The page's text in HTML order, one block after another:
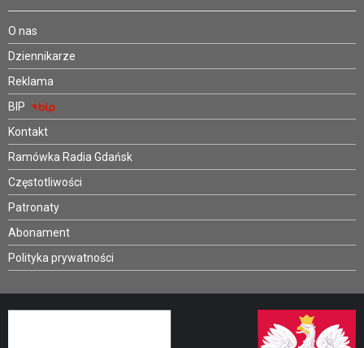
O nas
Dziennikarze
Reklama
BIP
Kontakt
Ramówka Radia Gdańsk
Częstotliwości
Patronaty
Abonament
Polityka prywatności